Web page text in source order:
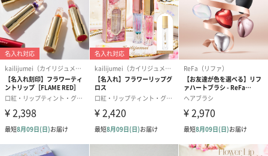
紅茶・コーヒー・スイーツ
紅茶・コーヒー・スイーツを同梱してお届けいたします。ギフト
への＋αにおすすめです。